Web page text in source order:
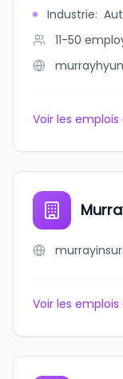
Industrie:
11-50
Voir les
Voir les